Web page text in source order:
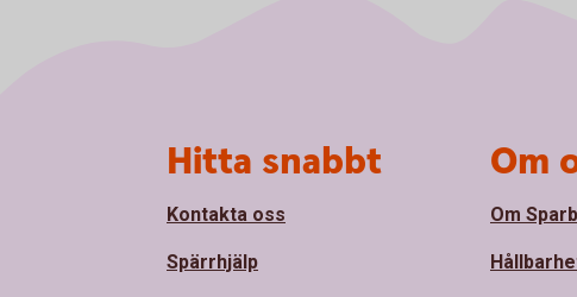
Hitta snabbt
Kontakta oss
Spärrhjälp
Om
Om